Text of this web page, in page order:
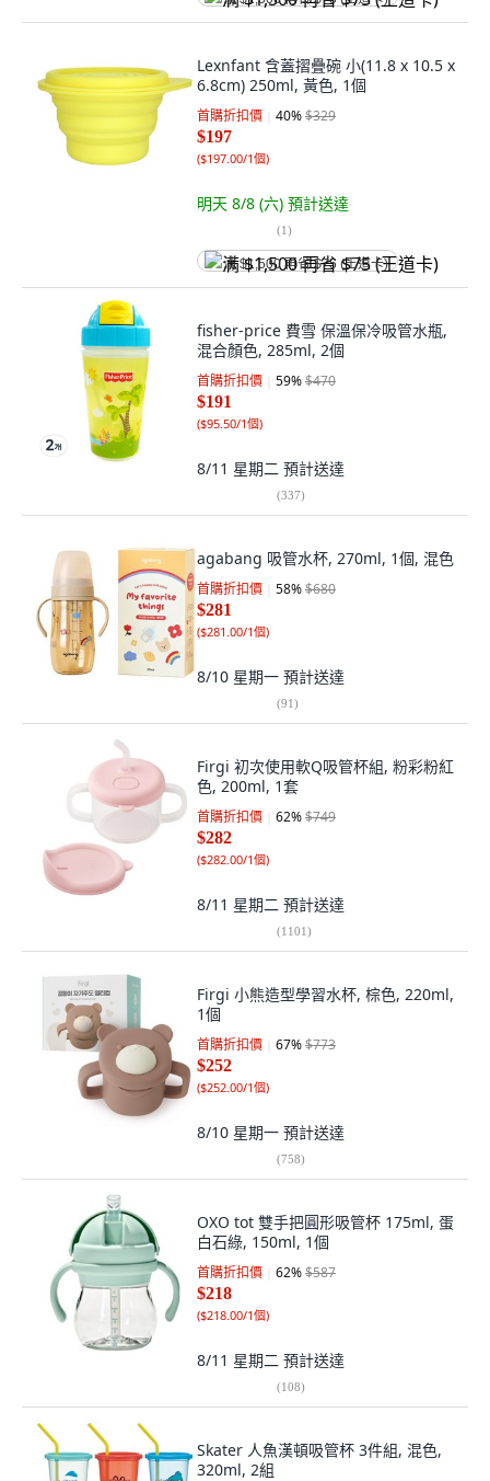
Lexnfant 含蓋摺疊碗 小(11.8 x 10.5 x
6.8cm) 250ml, 黃色, 1個
首購折扣價 40%$329
$197
($197.00/1個)
明天 8/8 (六) 預計送達
(1)
满 $1,500 再省 $75 (王道卡)
fisher-price 費雪 保溫保冷吸管水瓶,
混合顏色, 285ml, 2個
首購折扣價 59%$470
$191
($95.50/1個)
8/11 星期二 預計送達
(337)
agabang 吸管水杯, 270ml, 1個, 混色
首購折扣價 58%$680
$281
($281.00/1個)
8/10 星期一 預計送達
(91)
Firgi 初次使用軟Q吸管杯組, 粉彩粉紅
色, 200ml, 1套
首購折扣價 62%$749
$282
($282.00/1個)
8/11 星期二 預計送達
(1101)
Firgi 小熊造型學習水杯, 棕色, 220ml,
1個
首購折扣價 67%$773
$252
($252.00/1個)
8/10 星期一 預計送達
(758)
OXO tot 雙手把圓形吸管杯 175ml, 蛋
白石綠, 150ml, 1個
首購折扣價 62%$587
$218
($218.00/1個)
8/11 星期二 預計送達
(108)
Skater 人魚漢頓吸管杯 3件組, 混色,
320ml, 2組